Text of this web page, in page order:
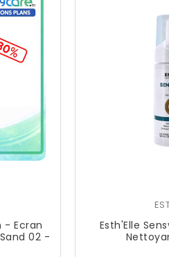
- Ecran
02 -
Esth'Elle